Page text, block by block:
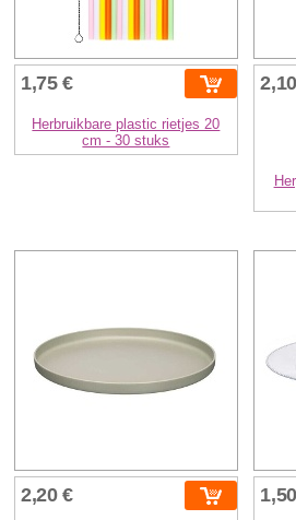
1,75 €
Herbruikbare plastic rietjes 20
cm - 30 stuks
2,20 €